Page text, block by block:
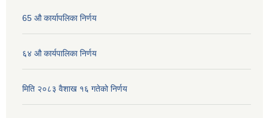
65 औ कार्यापलिका निर्णय
६४ औ कार्यपालिका निर्णय
मिति २०८३ वैशाख १६ गतेको निर्णय